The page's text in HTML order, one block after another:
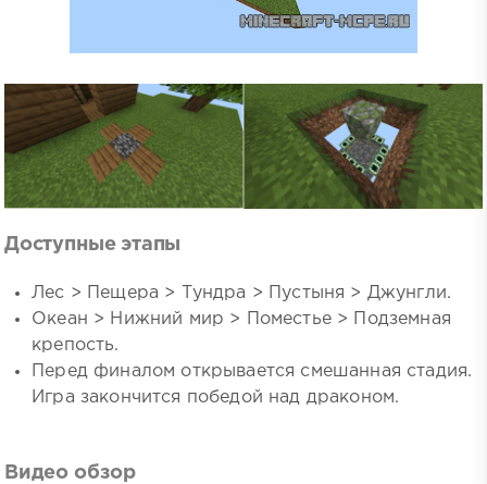
Доступные этапы
Лес > Пещера > Тундра > Пустыня > Джунгли.
Океан > Нижний мир > Поместье > Подземная
крепость.
Перед финалом открывается смешанная стадия.
Игра закончится победой над драконом.
Видео обзор